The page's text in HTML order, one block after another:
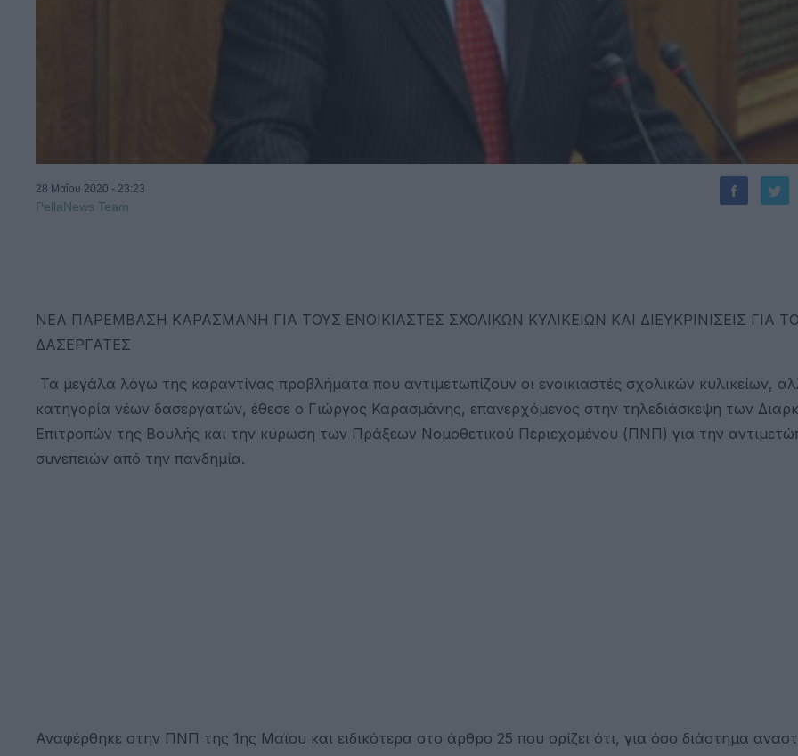
28 Μαΐου 2020 - 23:23
PellaNews Team
ΝΕΑ ΠΑΡΕΜΒΑΣΗ ΚΑΡΑΣΜΑΝΗ ΓΙΑ ΤΟΥΣ ΕΝΟΙΚΙΑΣΤΕΣ ΣΧΟΛΙΚΩΝ ΚΥΛΙΚΕΙΩΝ ΚΑΙ ΔΙΕΥΚΡΙΝΙΣΕΙΣ ΓΙΑ
ΔΑΣΕΡΓΑΤΕΣ
Τα μεγάλα λόγω της καραντίνας προβλήματα που αντιμετωπίζουν οι ενοικιαστές σχολικών κυλικείων,
κατηγορία νέων δασεργατών, έθεσε ο Γιώργος Καρασμάνης, επανερχόμενος στην τηλεδιάσκεψη των
Επιτροπών της Βουλής και την κύρωση των Πράξεων Νομοθετικού Περιεχομένου (ΠΝΠ) για την
συνεπειών από την πανδημία.
Αναφέρθηκε στην ΠΝΠ της 1ης Μαϊου και ειδικότερα στο άρθρο 25 που ορίζει ότι, για όσο διάστημα